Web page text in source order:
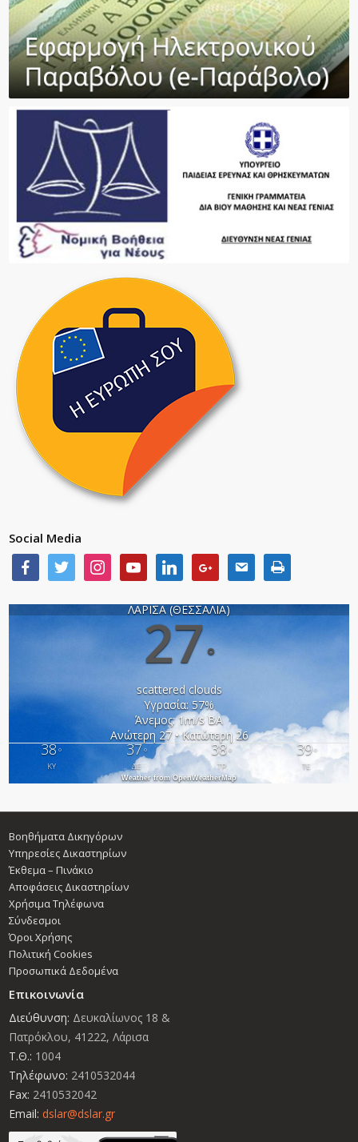
Social Media
ΛΑΡΙΣΑ (ΘΕΣΣΑΛΙΑ)
27°
scattered clouds
Υγρασία: 57%
Άνεμος: 1m/s ΒΑ
Ανώτερη 27 • Κατώτερη 26
38°
ΚΥ
37°
ΔΕ
38°
ΤΡ
39°
ΤΕ
Weather from OpenWeatherMap
Βοηθήματα Δικηγόρων
Υπηρεσίες Δικαστηρίων
Έκθεμα – Πινάκιο
Αποφάσεις Δικαστηρίων
Χρήσιμα Τηλέφωνα
Σύνδεσμοι
Όροι Χρήσης
Πολιτική Cookies
Προσωπικά Δεδομένα
Επικοινωνία
Διεύθυνση: Δευκαλίωνος 18 &
Πατρόκλου, 41222, Λάρισα
Τ.Θ.: 1004
Τηλέφωνο: 2410532044
Fax: 2410532042
Email: dslar@dslar.gr